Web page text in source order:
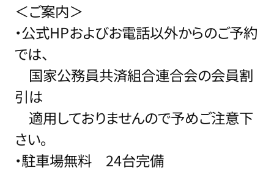
＜ご案内＞
・公式HPおよびお電話以外からのご予約
では、
国家公務員共済組合連合会の会員割
引は
適用しておりませんので予めご注意下
さい。
・駐車場無料 24台完備